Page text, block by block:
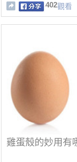
402觀看
雞蛋殼的妙用有